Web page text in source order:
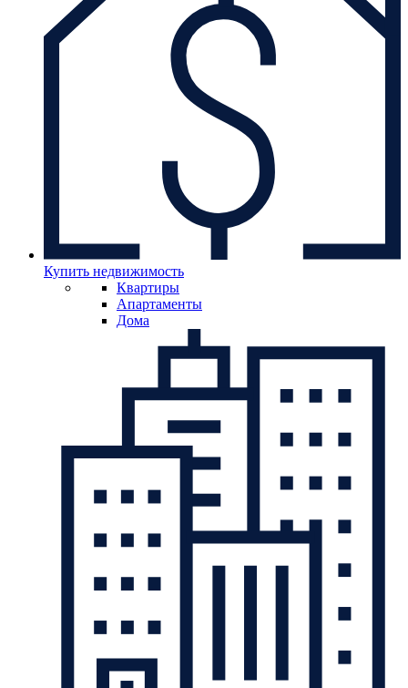
Купить недвижимость
Квартиры
Апартаменты
Дома